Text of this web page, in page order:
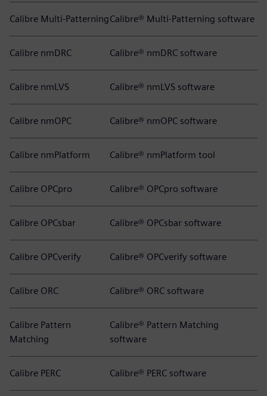
Calibre Multi-PatterningCalibre® Multi-Patterning software
Calibre nmDRC Calibre® nmDRC software
Calibre nmLVS Calibre® nmLVS software
Calibre nmOPC Calibre® nmOPC software
Calibre nmPlatform Calibre® nmPlatform tool
Calibre OPCpro Calibre® OPCpro software
Calibre OPCsbar Calibre® OPCsbar software
Calibre OPCverify Calibre® OPCverify software
Calibre ORC Calibre® ORC software
Calibre Pattern
Matching
Calibre® Pattern Matching
software
Calibre PERC Calibre® PERC software